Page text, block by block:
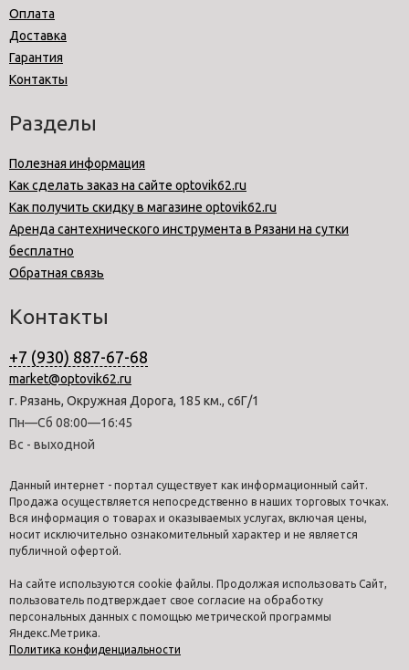
Оплата
Доставка
Гарантия
Контакты
Разделы
Полезная информация
Как сделать заказ на сайте optovik62.ru
Как получить скидку в магазине optovik62.ru
Аренда сантехнического инструмента в Рязани на сутки
бесплатно
Обратная связь
Контакты
+7 (930) 887-67-68
market@optovik62.ru
г. Рязань, Окружная Дорога, 185 км., с6Г/1
Пн—Сб 08:00—16:45
Вс - выходной
Данный интернет - портал существует как информационный сайт.
Продажа осуществляется непосредственно в наших торговых точках.
Вся информация о товарах и оказываемых услугах, включая цены,
носит исключительно ознакомительный характер и не является
публичной офертой.
На сайте используются cookie файлы. Продолжая использовать Сайт,
пользователь подтверждает свое согласие на обработку
персональных данных с помощью метрической программы
Яндекс.Метрика.
Политика конфиденциальности